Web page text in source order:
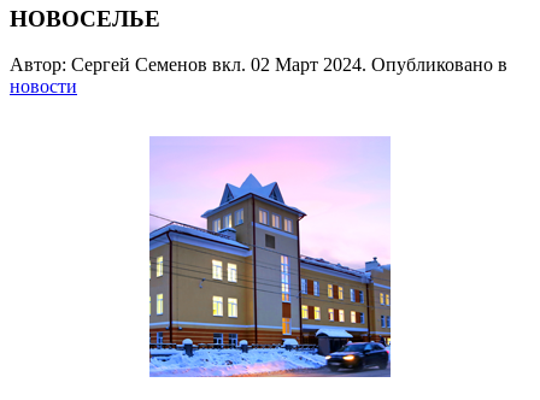
НОВОСЕЛЬЕ
Автор: Сергей Семенов вкл. 02 Март 2024. Опубликовано в
новости